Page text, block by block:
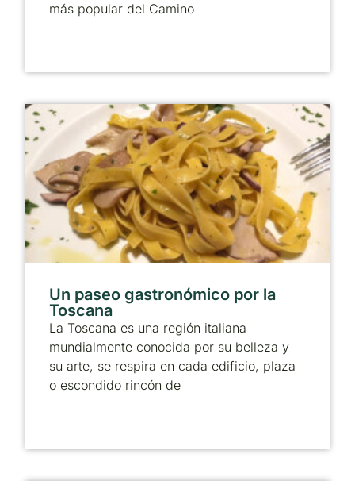
más popular del Camino
Un paseo gastronómico por la
Toscana
La Toscana es una región italiana
mundialmente conocida por su belleza y
su arte, se respira en cada edificio, plaza
o escondido rincón de